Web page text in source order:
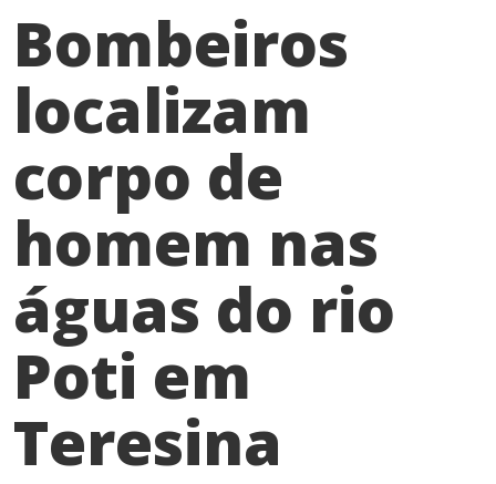
Bombeiros
localizam
corpo de
homem nas
águas do rio
Poti em
Teresina